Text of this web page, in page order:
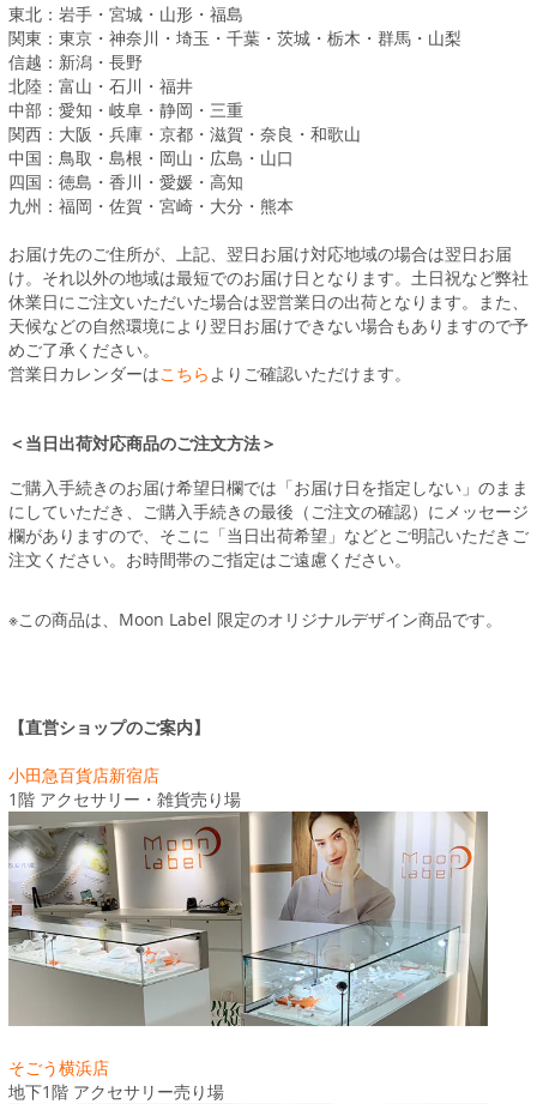
東北：岩手・宮城・山形・福島
関東：東京・神奈川・埼玉・千葉・茨城・栃木・群馬・山梨
信越：新潟・長野
北陸：富山・石川・福井
中部：愛知・岐阜・静岡・三重
関西：大阪・兵庫・京都・滋賀・奈良・和歌山
中国：鳥取・島根・岡山・広島・山口
四国：徳島・香川・愛媛・高知
九州：福岡・佐賀・宮崎・大分・熊本
お届け先のご住所が、上記、翌日お届け対応地域の場合は翌日お届
け。それ以外の地域は最短でのお届け日となります。土日祝など弊社
休業日にご注文いただいた場合は翌営業日の出荷となります。また、
天候などの自然環境により翌日お届けできない場合もありますので予
めご了承ください。
営業日カレンダーはこちら よりご確認いただけます。
＜当日出荷対応商品のご注文方法＞
ご購入手続きのお届け希望日欄では「お届け日を指定しない」のまま
にしていただき、ご購入手続きの最後（ご注文の確認）にメッセージ
欄がありますので、そこに「当日出荷希望」などとご明記いただきご
注文ください。お時間帯のご指定はご遠慮ください。
※この商品は、Moon Label 限定のオリジナルデザイン商品です。
【直営ショップのご案内】
小田急百貨店新宿店
1階 アクセサリー・雑貨売り場
そごう横浜店
地下1階 アクセサリー売り場